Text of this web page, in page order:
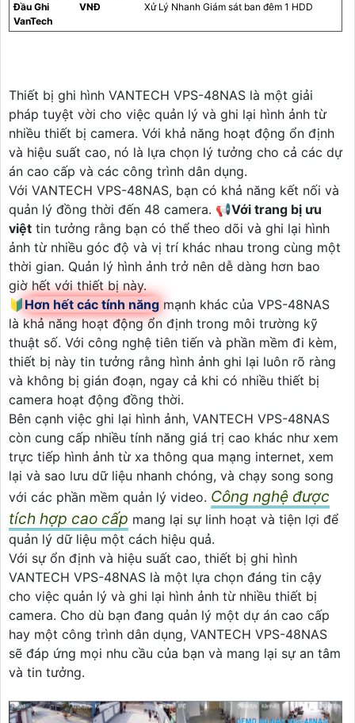
Đầu Ghi
VanTech
VNĐ
Xử Lý Nhanh Giám sát ban đêm 1 HDD
Thiết bị ghi hình VANTECH VPS-48NAS là một giải
pháp tuyệt vời cho việc quản lý và ghi lại hình ảnh từ
nhiều thiết bị camera. Với khả năng hoạt động ổn định
và hiệu suất cao, nó là lựa chọn lý tưởng cho cả các dự
án cao cấp và các công trình dân dụng.
Với VANTECH VPS-48NAS, bạn có khả năng kết nối và
quản lý đồng thời đến 48 camera. 📢Với trang bị ưu
việt tin tưởng rằng bạn có thể theo dõi và ghi lại hình
ảnh từ nhiều góc độ và vị trí khác nhau trong cùng một
thời gian. Quản lý hình ảnh trở nên dễ dàng hơn bao
giờ hết với thiết bị này.
🔰 Hơn hết các tính năng mạnh khác của VPS-48NAS
là khả năng hoạt động ổn định trong môi trường kỹ
thuật số. Với công nghệ tiên tiến và phần mềm đi kèm,
thiết bị này tin tưởng rằng hình ảnh ghi lại luôn rõ ràng
và không bị gián đoạn, ngay cả khi có nhiều thiết bị
camera hoạt động đồng thời.
Bên cạnh việc ghi lại hình ảnh, VANTECH VPS-48NAS
còn cung cấp nhiều tính năng giá trị cao khác như xem
trực tiếp hình ảnh từ xa thông qua mạng internet, xem
lại và sao lưu dữ liệu nhanh chóng, và chạy song song
với các phần mềm quản lý video. Công nghệ được
tích hợp cao cấp mang lại sự linh hoạt và tiện lợi để
quản lý dữ liệu một cách hiệu quả.
Với sự ổn định và hiệu suất cao, thiết bị ghi hình
VANTECH VPS-48NAS là một lựa chọn đáng tin cậy
cho việc quản lý và ghi lại hình ảnh từ nhiều thiết bị
camera. Cho dù bạn đang quản lý một dự án cao cấp
hay một công trình dân dụng, VANTECH VPS-48NAS
sẽ đáp ứng mọi nhu cầu của bạn và mang lại sự an tâm
và tin tưởng.